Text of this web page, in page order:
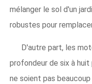
mélanger le sol d'un
robustes pour
D'autre part, les
profondeur de six à
ne soient pas